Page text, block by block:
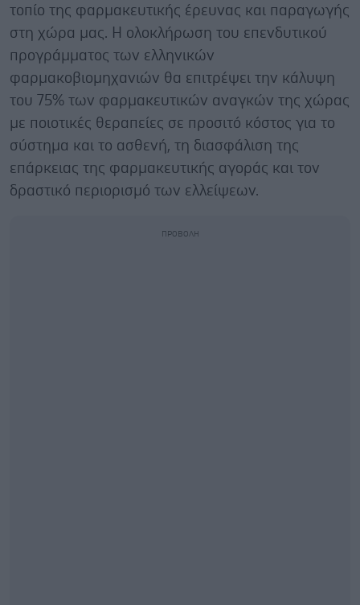
τοπίο της φαρμακευτικής έρευνας και παραγωγής
στη χώρα μας. Η ολοκλήρωση του επενδυτικού
προγράμματος των ελληνικών
φαρμακοβιομηχανιών θα επιτρέψει την κάλυψη
του 75% των φαρμακευτικών αναγκών της χώρας
με ποιοτικές θεραπείες σε προσιτό κόστος για το
σύστημα και το ασθενή, τη διασφάλιση της
επάρκειας της φαρμακευτικής αγοράς και τον
δραστικό περιορισμό των ελλείψεων.